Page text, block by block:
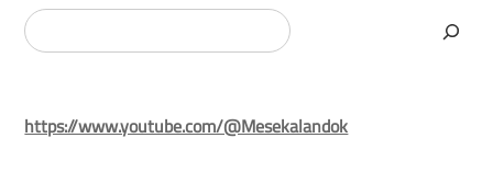
Search
https://www.youtube.com/@Mesekalandok